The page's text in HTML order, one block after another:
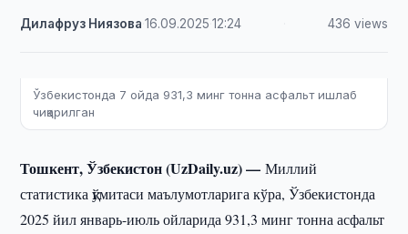
Дилафруз Ниязова ·16.09.2025 ·12:24 436 views
Ўзбекистонда 7 ойда 931,3 минг тонна асфальт ишлаб
чиқарилган
Тошкент, Ўзбекистон (UzDaily.uz) —Миллий
статистика қўмитаси маълумотларига кўра, Ўзбекистонда
2025 йил январь-июль ойларида 931,3 минг тонна асфальт